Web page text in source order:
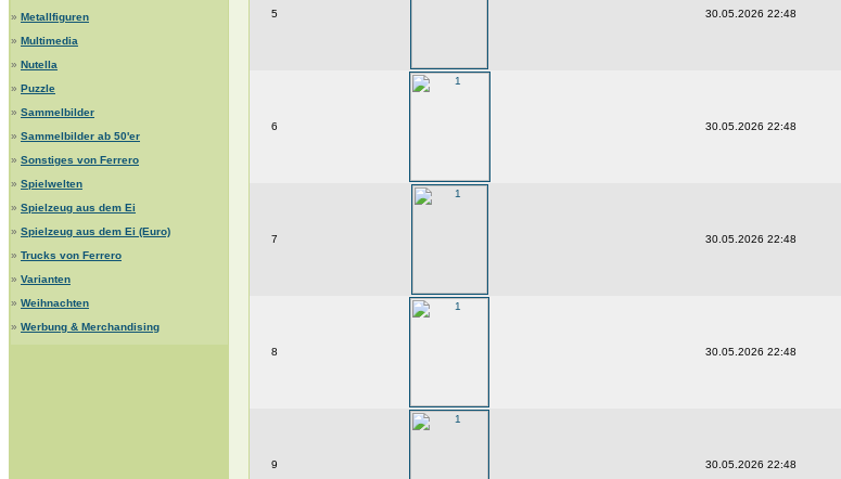
» Metallfiguren
» Multimedia
» Nutella
» Puzzle
» Sammelbilder
» Sammelbilder ab 50'er
» Sonstiges von Ferrero
» Spielwelten
» Spielzeug aus dem Ei
» Spielzeug aus dem Ei (Euro)
» Trucks von Ferrero
» Varianten
» Weihnachten
» Werbung & Merchandising
5 30.05.2026 22:48
6 30.05.2026 22:48
7 30.05.2026 22:48
8 30.05.2026 22:48
9 30.05.2026 22:48